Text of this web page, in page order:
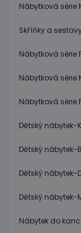
Nábytková série
Skříňky a
Nábytková série
Nábytková série
Nábytková série
Dětský nábytek-
Dětský
Dětský nábytek-
Dětský
Nábytek do